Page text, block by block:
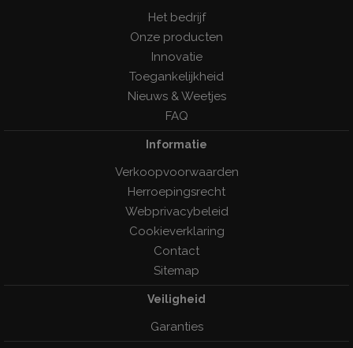
Het bedrijf
Onze producten
Innovatie
Toegankelijkheid
Nieuws & Weetjes
FAQ
Informatie
Verkoopvoorwaarden
Herroepingsrecht
Webprivacybeleid
Cookieverklaring
Contact
Sitemap
Veiligheid
Garanties